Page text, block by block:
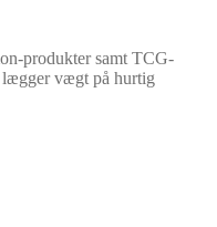
produkter samt TCG-
lægger vægt på hurtig